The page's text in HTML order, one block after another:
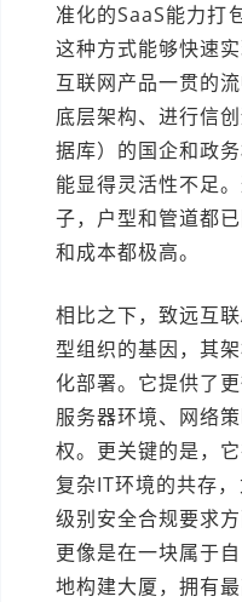
准化的SaaS能力打
这种方式能够快速
互联网产品一贯的
底层架构、进行信
据库）的国企和政
能显得灵活性不足
子，户型和管道都
和成本都极高。
相比之下，致远互
型组织的基因，其
化部署。它提供了
服务器环境、网络
权。更关键的是，
复杂IT环境的共存
级别安全合规要求
更像是在一块属于
地构建大厦，拥有